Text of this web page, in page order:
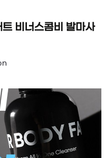
비너스콤비 발마사